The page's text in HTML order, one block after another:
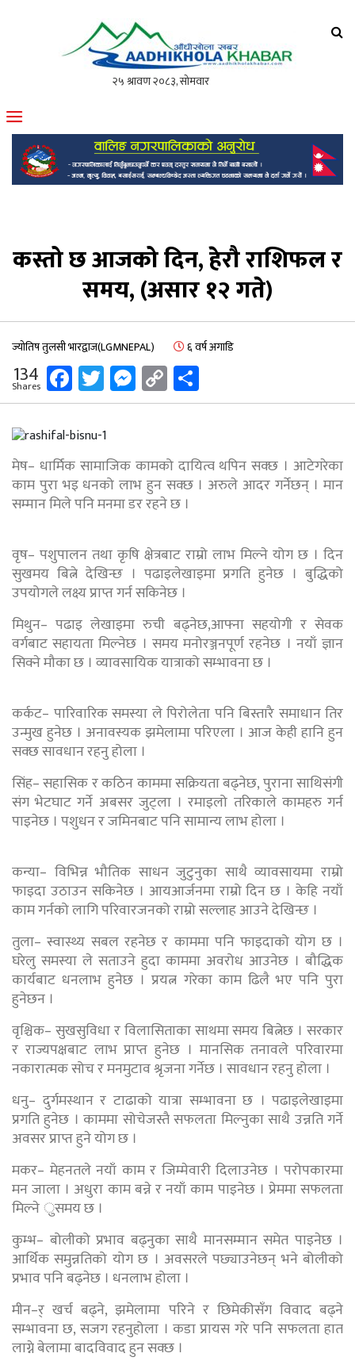
मोफसलकै लोकप्रिय अनलाइन पत्रिका
कस्तो छ आजको दिन, हेरौ राशिफल र
समय, (असार १२ गते)
ज्योतिष तुलसी भारद्वाज(LGMNEPAL) ६ वर्ष अगाडि
134
Shares Facebook
Twitter
Messenger
Copy
Link
मेष– धार्मिक सामाजिक कामको दायित्व थपिन सक्छ । आटेगरेका
काम पुरा भइ धनको लाभ हुन सक्छ । अरुले आदर गर्नेछन् । मान
सम्मान मिले पनि मनमा डर रहने छ ।
वृष– पशुपालन तथा कृषि क्षेत्रबाट राम्रो लाभ मिल्ने योग छ । दिन
सुखमय बित्ने देखिन्छ । पढाइलेखाइमा प्रगति हुनेछ । बुद्धिको
उपयोगले लक्ष्य प्राप्त गर्न सकिनेछ ।
मिथुन– पढाइ लेखाइमा रुची बढ्नेछ,आफ्ना सहयोगी र सेवक
वर्गबाट सहायता मिल्नेछ । समय मनोरञ्जनपूर्ण रहनेछ । नयाँ ज्ञान
सिक्ने मौका छ । व्यावसायिक यात्राको सम्भावना छ ।
कर्कट– पारिवारिक समस्या ले पिरोलेता पनि बिस्तारै समाधान तिर
उन्मुख हुनेछ । अनावस्यक झमेलामा परिएला । आज केही हानि हुन
सक्छ सावधान रहनु होला ।
सिंह– सहासिक र कठिन काममा सक्रियता बढ्नेछ, पुराना साथिसंगी
संग भेटघाट गर्ने अबसर जुट्ला । रमाइलो तरिकाले कामहरु गर्न
पाइनेछ । पशुधन र जमिनबाट पनि सामान्य लाभ होला ।
कन्या– विभिन्न भौतिक साधन जुटुनुका साथै व्यावसायमा राम्रो
फाइदा उठाउन सकिनेछ । आयआर्जनमा राम्रो दिन छ । केहि नयाँ
काम गर्नको लागि परिवारजनको राम्रो सल्लाह आउने देखिन्छ ।
तुला– स्वास्थ्य सबल रहनेछ र काममा पनि फाइदाको योग छ ।
घरेलु समस्या ले सताउने हुदा काममा अवरोध आउनेछ । बौद्धिक
कार्यबाट धनलाभ हुनेछ । प्रयत्न गरेका काम ढिलै भए पनि पुरा
हुनेछन ।
वृश्चिक– सुखसुविधा र विलासिताका साथमा समय बित्नेछ । सरकार
र राज्यपक्षबाट लाभ प्राप्त हुनेछ । मानसिक तनावले परिवारमा
नकारात्मक सोच र मनमुटाव श्रृजना गर्नेछ । सावधान रहनु होला ।
धनु– दुर्गमस्थान र टाढाको यात्रा सम्भावना छ । पढाइलेखाइमा
प्रगति हुनेछ । काममा सोचेजस्तै सफलता मिल्नुका साथै उन्नति गर्ने
अवसर प्राप्त हुने योग छ ।
मकर– मेहनतले नयाँ काम र जिम्मेवारी दिलाउनेछ । परोपकारमा
मन जाला । अधुरा काम बन्ने र नयाँ काम पाइनेछ । प्रेममा सफलता
मिल्ने ुसमय छ ।
कुम्भ– बोलीको प्रभाव बढ्नुका साथै मानसम्मान समेत पाइनेछ ।
आर्थिक समुन्नतिको योग छ । अवसरले पछ्याउनेछन् भने बोलीको
प्रभाव पनि बढ्नेछ । धनलाभ होला ।
मीन–र् खर्च बढ्ने, झमेलामा परिने र छिमेकीसँग विवाद बढ्ने
सम्भावना छ, सजग रहनुहोला । कडा प्रायस गरे पनि सफलता हात
लाग्ने बेलामा बादविवाद हुन सक्छ ।